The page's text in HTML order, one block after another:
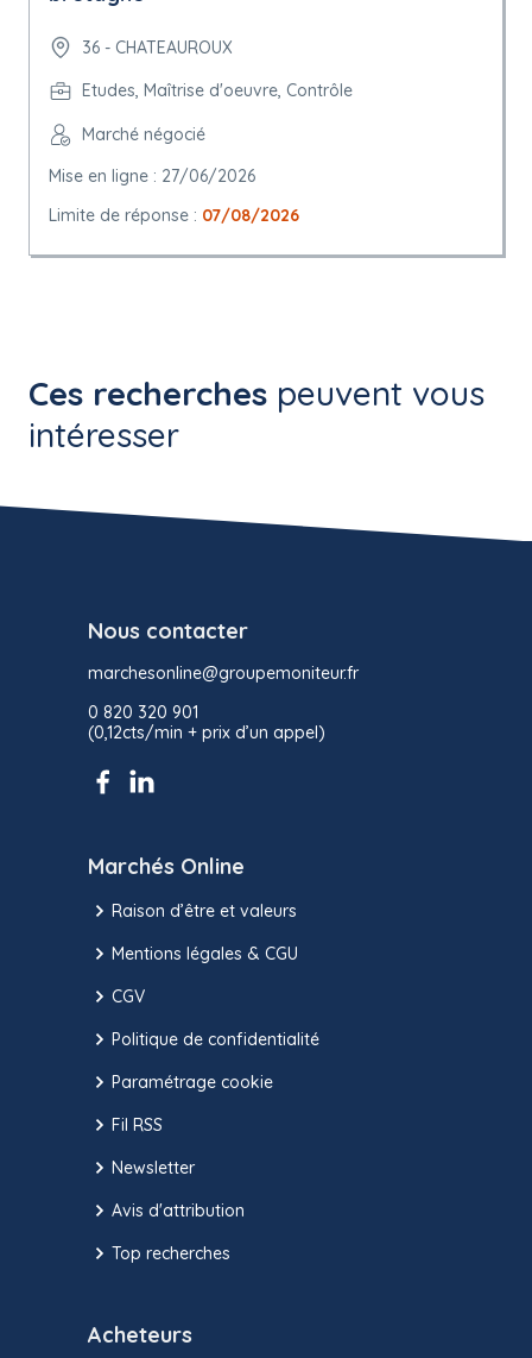
36 - CHATEAUROUX
Etudes, Maîtrise d'oeuvre, Contrôle
Marché négocié
Mise en ligne : 27/06/2026
Limite de réponse : 07/08/2026
Ces recherches peuvent vous
intéresser
Nous contacter
marchesonline@groupemoniteur.fr
0 820 320 901
(0,12cts/min + prix d’un appel)
Marchés Online
Raison d’être et valeurs
Mentions légales & CGU
CGV
Politique de confidentialité
Paramétrage cookie
Fil RSS
Newsletter
Avis d'attribution
Top recherches
Acheteurs